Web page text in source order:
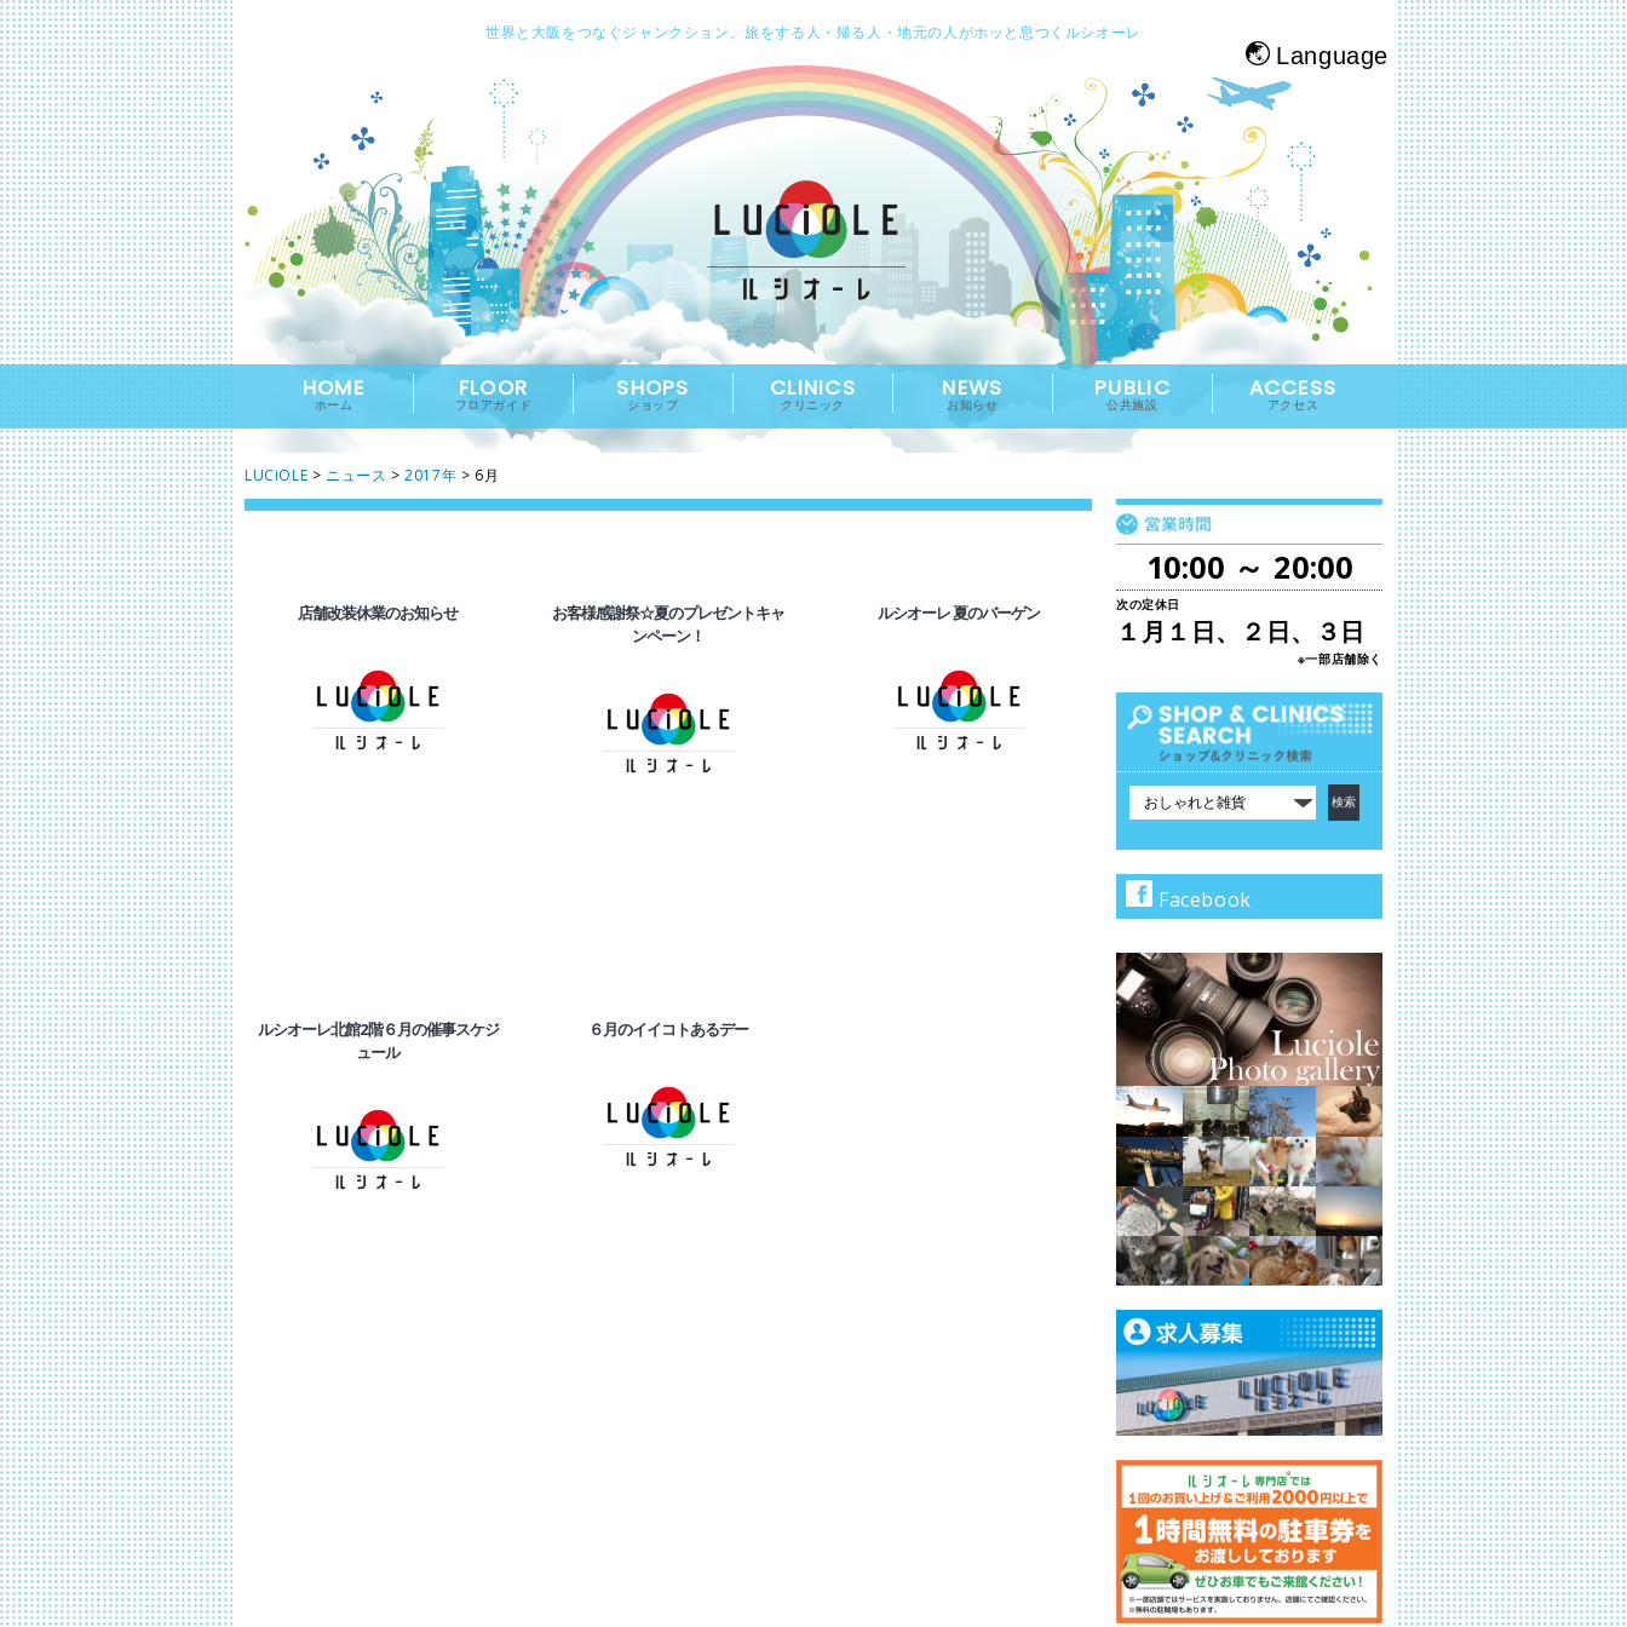
世界と大阪をつなぐジャンクション。旅をする人・帰る人・地元の人がホッと息つくルシオーレ
Language
HOME
ホーム
FLOOR
フロアガイド
SHOPS
ショップ
CLINICS
クリニック
NEWS
お知らせ
PUBLIC
公共施設
ACCESS
アクセス
LUCiOLE > ニュース >2017年 > 6月
店舗改装休業のお知らせ
お客様感謝祭☆夏のプレゼントキャ
ンペーン！
ルシオーレ夏のバーゲン
ルシオーレ北館2階６月の催事スケジ
ュール
６月のイイコトあるデー
10:00 ～ 20:00
次の定休日
１月１日、２日、３日
※一部店舗除く
テ
で
検
索
Facebook